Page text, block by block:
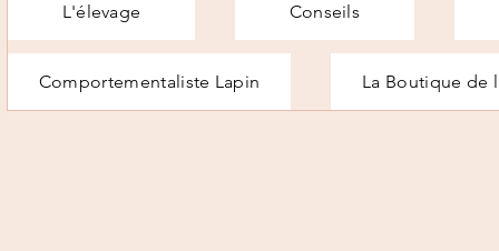
L'élevage Conseils
Comportementaliste Lapin La Boutique de